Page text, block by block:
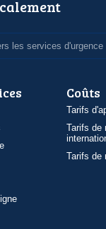
les services d'urgence
Coûts
Tarifs
Tarifs de
Tarifs de